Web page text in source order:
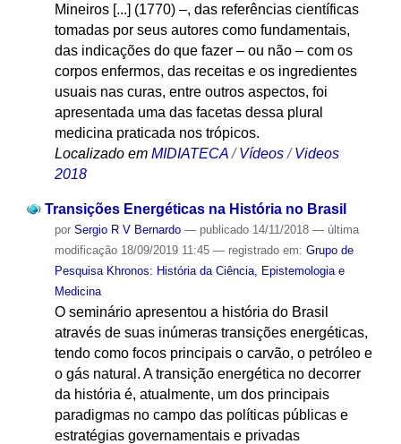
Mineiros [...] (1770) –, das referências científicas
tomadas por seus autores como fundamentais,
das indicações do que fazer – ou não – com os
corpos enfermos, das receitas e os ingredientes
usuais nas curas, entre outros aspectos, foi
apresentada uma das facetas dessa plural
medicina praticada nos trópicos.
Localizado em MIDIATECA /Vídeos /Videos
2018
Transições Energéticas na História no Brasil
por Sergio R V Bernardo — publicado14/11/2018 — última
modificação18/09/2019 11:45 — registrado em: Grupo de
Pesquisa Khronos: História da Ciência, Epistemologia e
Medicina
O seminário apresentou a história do Brasil
através de suas inúmeras transições energéticas,
tendo como focos principais o carvão, o petróleo e
o gás natural. A transição energética no decorrer
da história é, atualmente, um dos principais
paradigmas no campo das políticas públicas e
estratégias governamentais e privadas